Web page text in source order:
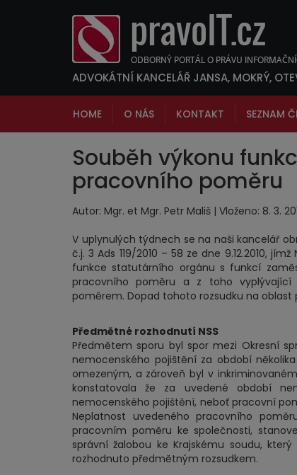
ADVOKÁTNÍ KANCELÁŘ JANSA, MOKRÝ,
HOME O NÁS KONTAKT SEZNAM
Souběh výkonu
pracovního poměru
Autor: Mgr. et Mgr. Petr Mališ | Vloženo: 8. 3.
V uplynulých týdnech se na naši kancelář
č.j. 3 Ads 119/2010 – 58 ze dne 9.12.2010,
funkce statutárního orgánu s funkcí
pracovního poměru a z toho vyplývající
poměrem. Dopad tohoto rozsudku na
Předmětné rozhodnutí NSS
Předmětem sporu byl spor mezi Okresní
nemocenského pojištění za období
omezeným, a zároveň byl v
konstatovala že za uvedené období
nemocenského pojištění, neboť pracovní
Neplatnost uvedeného pracovního
pracovním poměru ke společnosti,
správní žalobou ke Krajskému soudu,
rozhodnuto předmětným rozsudkem.